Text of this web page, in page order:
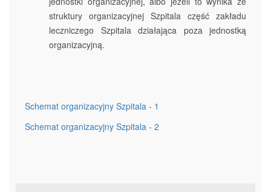
struktury organizacyjnej Szpitala część zakładu
leczniczego Szpitala działająca poza jednostką
organizacyjną.
Schemat organizacyjny Szpitala - 1
Schemat organizacyjny Szpitala - 2